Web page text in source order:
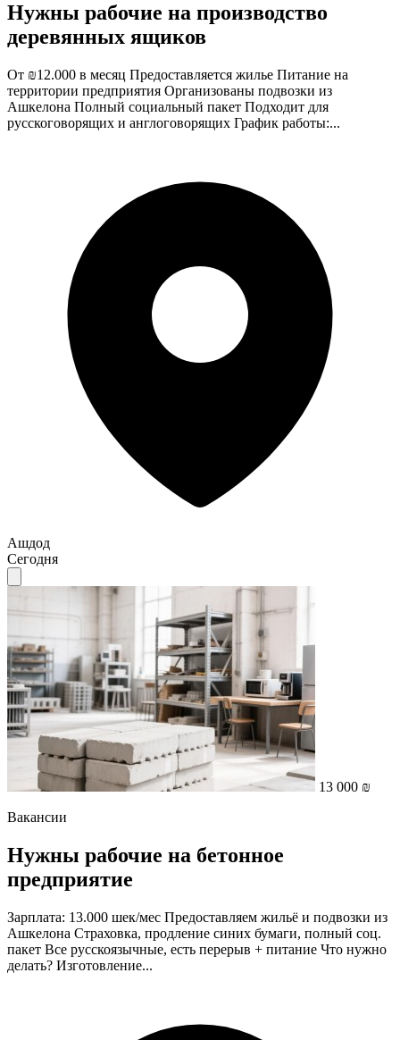
Нужны рабочие на производство
деревянных ящиков
От ₪12.000 в месяц Предоставляется жилье Питание на
территории предприятия Организованы подвозки из
Ашкелона Полный социальный пакет Подходит для
русскоговорящих и англоговорящих График работы:...
Ашдод
Сегодня
13 000 ₪
Вакансии
Нужны рабочие на бетонное
предприятие
Зарплата: 13.000 шек/мес Предоставляем жильё и подвозки из
Ашкелона Страховка, продление синих бумаги, полный соц.
пакет Все русскоязычные, есть перерыв + питание Что нужно
делать? Изготовление...